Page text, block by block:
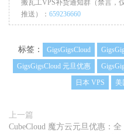
搬瓦工VPS补货通知群（禁言，仅
推送）： 659236660
标签： GigsGigsCloud
GigsGigsCloud 元旦优惠
日本 VPS
美
上一篇
CubeCloud 魔方云元旦优惠：全